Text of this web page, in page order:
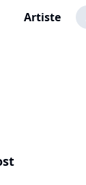
Artiste